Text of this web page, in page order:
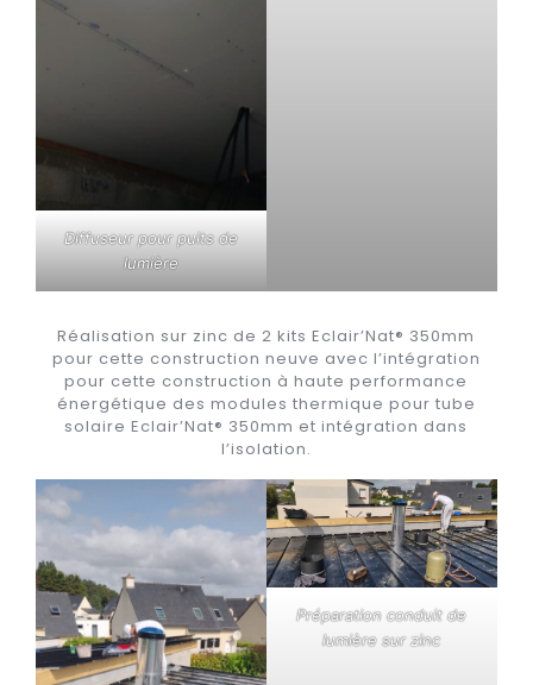
Diffuseur pour puits de
lumière
Réalisation sur zinc de 2 kits Eclair’Nat® 350mm
pour cette construction neuve avec l’intégration
pour cette construction à haute performance
énergétique des modules thermique pour tube
solaire Eclair’Nat® 350mm et intégration dans
l’isolation.
Préparation conduit de
lumière sur zinc